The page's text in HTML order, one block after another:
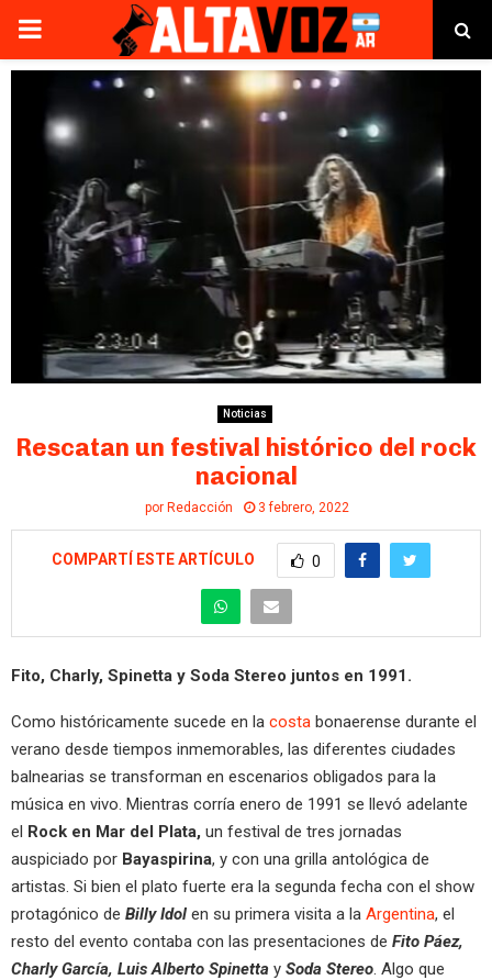
PRIMARY
MENU
Noticias
Rescatan un festival histórico del rock
nacional
por Redacción 3 febrero, 2022
COMPARTÍ ESTE ARTÍCULO 0
Fito, Charly, Spinetta y Soda Stereo juntos en 1991.
Como históricamente sucede en la costa bonaerense durante el
verano desde tiempos inmemorables, las diferentes ciudades
balnearias se transforman en escenarios obligados para la
música en vivo. Mientras corría enero de 1991 se llevó adelante
el Rock en Mar del Plata, un festival de tres jornadas
auspiciado por Bayaspirina, y con una grilla antológica de
artistas. Si bien el plato fuerte era la segunda fecha con el show
protagónico de Billy Idol en su primera visita a la Argentina, el
resto del evento contaba con las presentaciones de Fito Páez,
Charly García, Luis Alberto Spinetta y Soda Stereo. Algo que